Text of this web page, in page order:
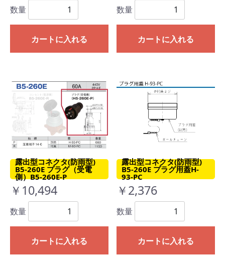
数量
カートに入れる
数量
カートに入れる
露出型コネクタ(防雨型)
B5-260E プラグ（受電
側）B5-260E-P
￥10,494
数量
カートに入れる
露出型コネクタ(防雨型)
B5-260E プラグ用蓋H-
93-PC
￥2,376
数量
カートに入れる